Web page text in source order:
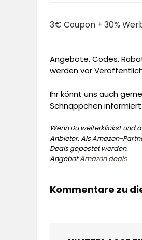
3€ Coupon + 30%
Angebote, Codes,
werden vor
Ihr könnt uns auch
Schnäppchen
Wenn Du weiterklickst und
Anbieter. Als Amazon-
Deals gepostet werden.
AngebotAmazon deals
Kommentare zu